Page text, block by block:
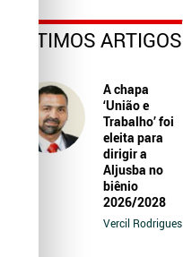
ÚLTIMOS ARTIGOS
A chapa
‘União e
Trabalho’ foi
eleita para
dirigir a
Aljusba no
biênio
2026/2028
Vercil Rodrigues